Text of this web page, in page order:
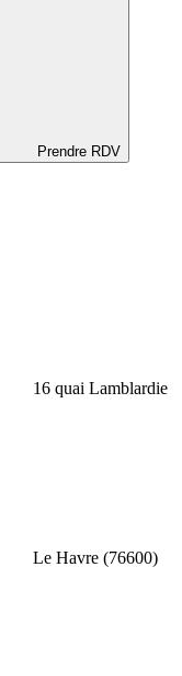
Prendre RDV
16 quai Lamblardie
Le Havre (76600)